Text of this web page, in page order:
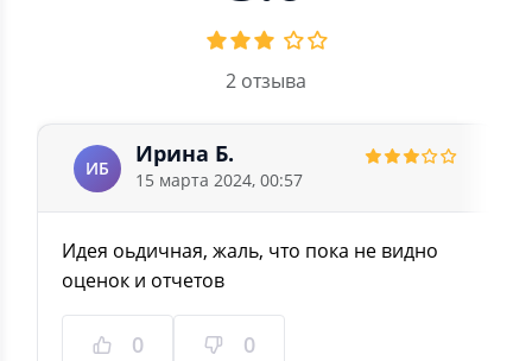
2 отзыва
ИБ
Ирина Б.
15 марта 2024, 00:57
Идея оьдичная, жаль, что пока не видно
оценок и отчетов
0 0